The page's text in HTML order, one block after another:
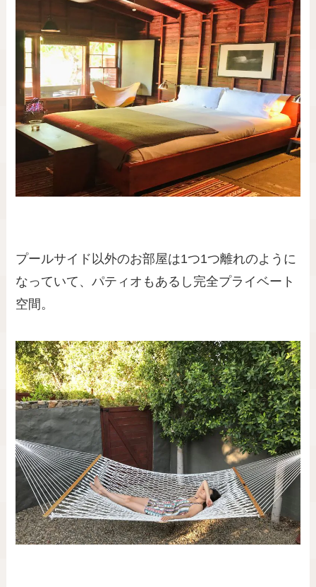
プールサイド以外のお部屋は1つ1つ離れのように
なっていて、パティオもあるし完全プライベート
空間。